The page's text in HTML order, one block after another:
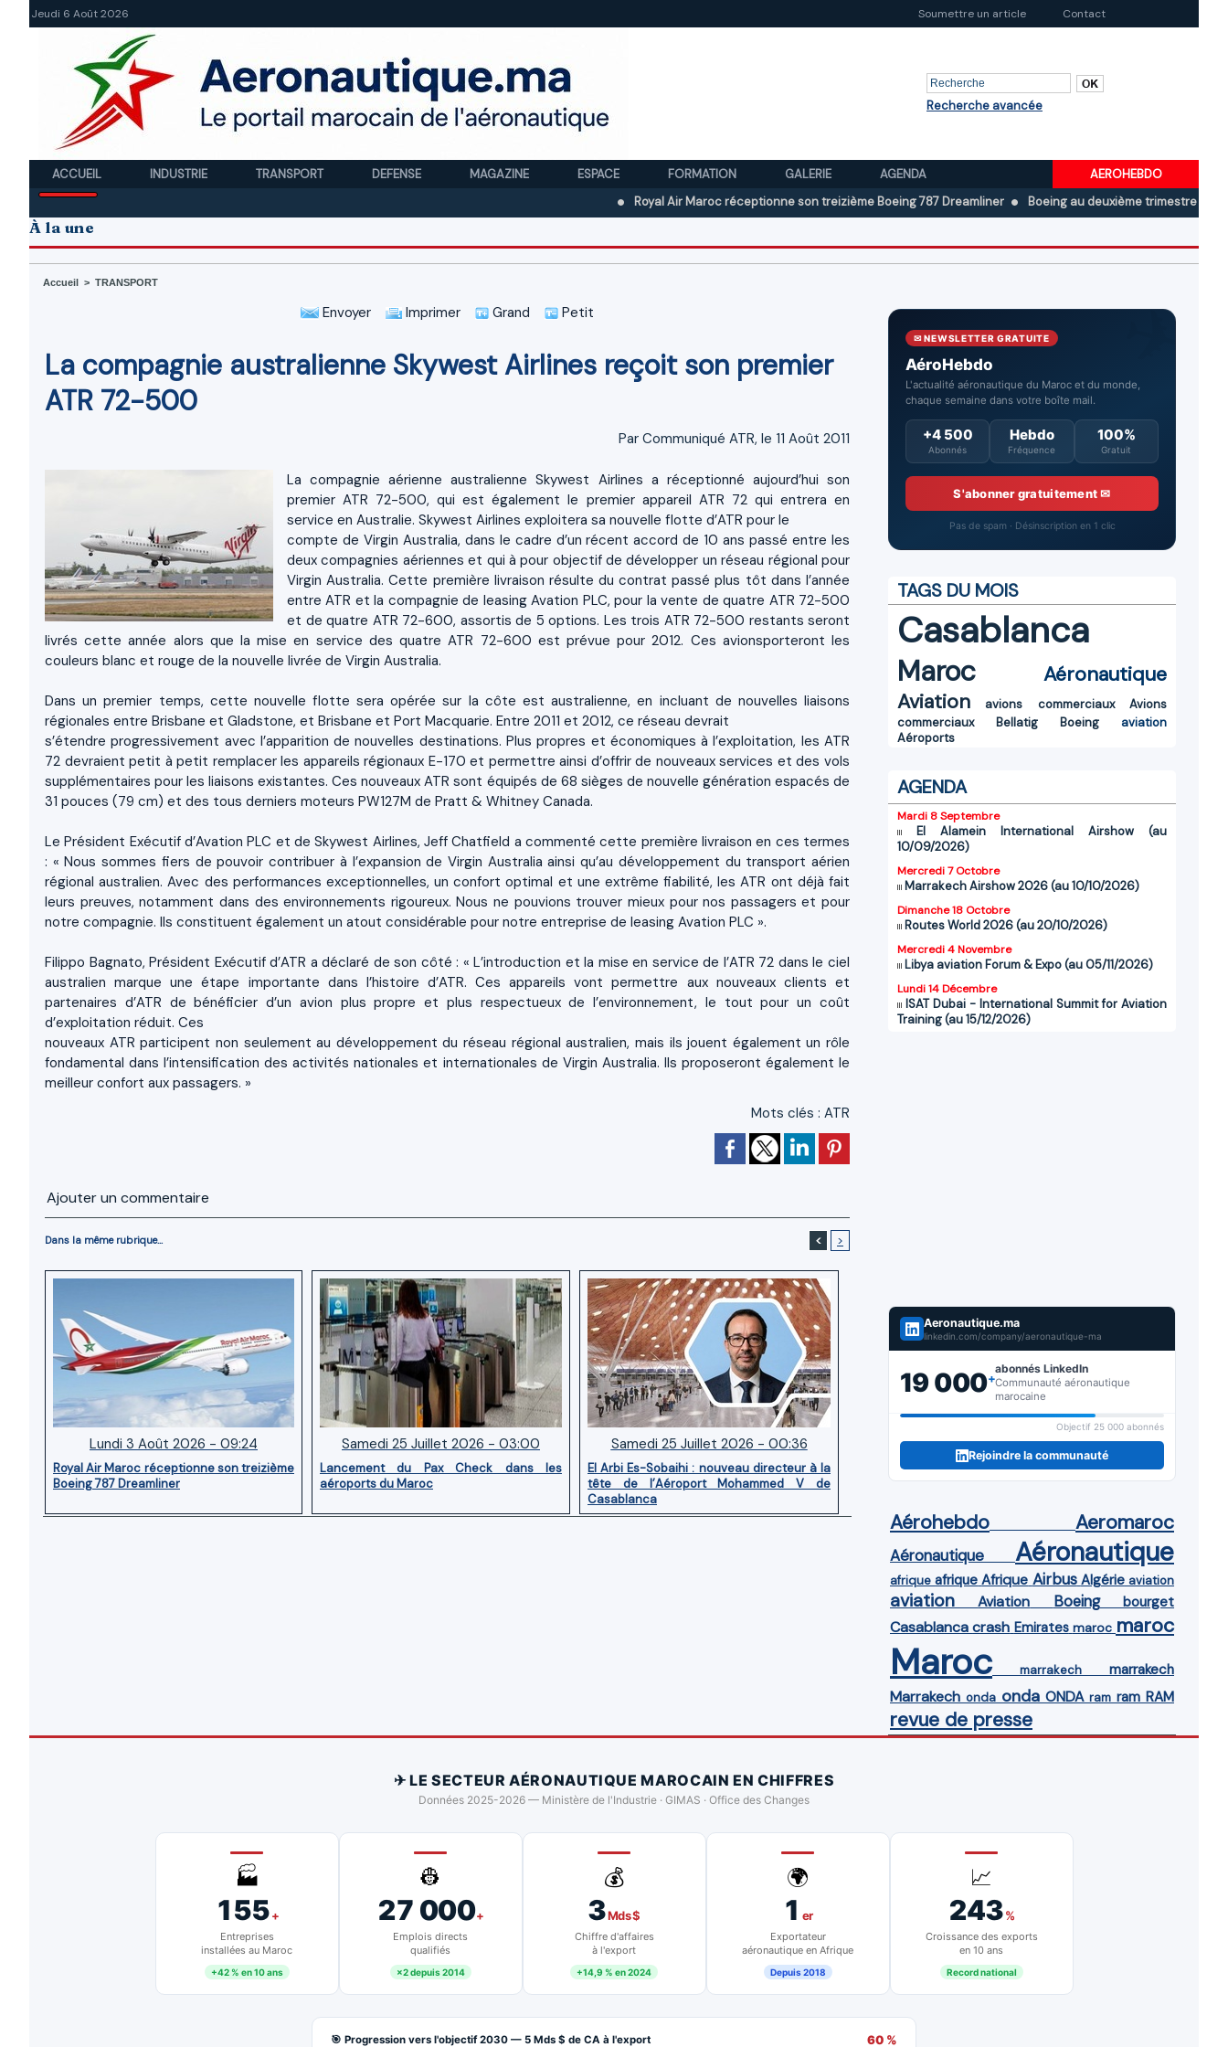
Jeudi 6 Août 2026 Soumettre un article Contact
Recherche avancée
ACCUEIL INDUSTRIE TRANSPORT DEFENSE MAGAZINE ESPACE FORMATION GALERIE AGENDA
AEROHEBDO
Royal Air Maroc réceptionne son treizième Boeing 787 Dreamliner
Boeing au deuxième trimestre 2026 : Chiffre
À la une
Accueil > TRANSPORT
Envoyer Imprimer Grand Petit
La compagnie australienne Skywest Airlines reçoit son premier
ATR 72-500
Par Communiqué ATR, le 11 Août 2011
La compagnie aérienne australienne Skywest Airlines a réceptionné aujourd’hui son
premier ATR 72-500, qui est également le premier appareil ATR 72 qui entrera en
service en Australie. Skywest Airlines exploitera sa nouvelle flotte d’ATR pour le
compte de Virgin Australia, dans le cadre d’un récent accord de 10 ans passé entre les
deux compagnies aériennes et qui à pour objectif de développer un réseau régional pour
Virgin Australia. Cette première livraison résulte du contrat passé plus tôt dans l’année
entre ATR et la compagnie de leasing Avation PLC, pour la vente de quatre ATR 72-500
et de quatre ATR 72-600, assortis de 5 options. Les trois ATR 72-500 restants seront
livrés cette année alors que la mise en service des quatre ATR 72-600 est prévue pour 2012. Ces avionsporteront les
couleurs blanc et rouge de la nouvelle livrée de Virgin Australia.
Dans un premier temps, cette nouvelle flotte sera opérée sur la côte est australienne, en incluant de nouvelles liaisons
régionales entre Brisbane et Gladstone, et Brisbane et Port Macquarie. Entre 2011 et 2012, ce réseau devrait
s’étendre progressivement avec l’apparition de nouvelles destinations. Plus propres et économiques à l’exploitation, les ATR
72 devraient petit à petit remplacer les appareils régionaux E-170 et permettre ainsi d’offrir de nouveaux services et des vols
supplémentaires pour les liaisons existantes. Ces nouveaux ATR sont équipés de 68 sièges de nouvelle génération espacés de
31 pouces (79 cm) et des tous derniers moteurs PW127M de Pratt & Whitney Canada.
Le Président Exécutif d’Avation PLC et de Skywest Airlines, Jeff Chatfield a commenté cette première livraison en ces termes
: « Nous sommes fiers de pouvoir contribuer à l’expansion de Virgin Australia ainsi qu’au développement du transport aérien
régional australien. Avec des performances exceptionnelles, un confort optimal et une extrême fiabilité, les ATR ont déjà fait
leurs preuves, notamment dans des environnements rigoureux. Nous ne pouvions trouver mieux pour nos passagers et pour
notre compagnie. Ils constituent également un atout considérable pour notre entreprise de leasing Avation PLC ».
Filippo Bagnato, Président Exécutif d’ATR a déclaré de son côté : « L’introduction et la mise en service de l’ATR 72 dans le ciel
australien marque une étape importante dans l’histoire d’ATR. Ces appareils vont permettre aux nouveaux clients et
partenaires d’ATR de bénéficier d’un avion plus propre et plus respectueux de l’environnement, le tout pour un coût
d’exploitation réduit. Ces
nouveaux ATR participent non seulement au développement du réseau régional australien, mais ils jouent également un rôle
fondamental dans l’intensification des activités nationales et internationales de Virgin Australia. Ils proposeront également le
meilleur confort aux passagers. »
Mots clés : ATR
Ajouter un commentaire
Dans la même rubrique... < >
Lundi 3 Août 2026 - 09:24
Royal Air Maroc réceptionne son treizième
Boeing 787 Dreamliner
Samedi 25 Juillet 2026 - 03:00
Lancement du Pax Check dans les
aéroports du Maroc
Samedi 25 Juillet 2026 - 00:36
El Arbi Es-Sobaihi : nouveau directeur à la
tête de l’Aéroport Mohammed V de
Casablanca
✉ NEWSLETTER GRATUITE
AéroHebdo
L'actualité aéronautique du Maroc et du monde,
chaque semaine dans votre boîte mail.
+4 500
Abonnés
Hebdo
Fréquence
100%
Gratuit
S'abonner gratuitement ✉
Pas de spam · Désinscription en 1 clic
TAGS DU MOIS
Casablanca
Maroc
Aéronautique
Aviation
avions commerciaux
Avions
commerciaux
Bellatig Boeing
aviation
Aéroports
AGENDA
Mardi 8 Septembre
El Alamein International Airshow (au
10/09/2026)
Mercredi 7 Octobre
Marrakech Airshow 2026 (au 10/10/2026)
Dimanche 18 Octobre
Routes World 2026 (au 20/10/2026)
Mercredi 4 Novembre
Libya aviation Forum & Expo (au 05/11/2026)
Lundi 14 Décembre
ISAT Dubai - International Summit for Aviation
Training (au 15/12/2026)
Aeronautique.ma
linkedin.com/company/aeronautique-ma
19 000+
abonnés LinkedIn
Communauté aéronautique
marocaine
Objectif 25 000 abonnés
Rejoindre la communauté
Aérohebdo Aeromaroc
Aéronautique Aéronautique
afrique afrique Afrique Airbus Algérie aviation
aviation Aviation Boeing bourget
Casablanca crash Emirates maroc maroc
Maroc marrakech marrakech
Marrakech onda onda ONDA ram ram RAM
revue de presse
✈ LE SECTEUR AÉRONAUTIQUE MAROCAIN EN CHIFFRES
Données 2025-2026 — Ministère de l'Industrie · GIMAS · Office des Changes
🏭
155+
Entreprises
installées au Maroc
+42 % en 10 ans
👷
27 000+
Emplois directs
qualifiés
×2 depuis 2014
💰
3Mds $
Chiffre d'affaires
à l'export
+14,9 % en 2024
🌍
1 er
Exportateur
aéronautique en Afrique
Depuis 2018
📈
243%
Croissance des exports
en 10 ans
Record national
🎯 Progression vers l'objectif 2030 — 5 Mds $ de CA à l'export 60 %